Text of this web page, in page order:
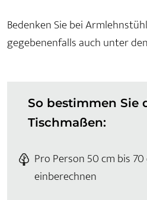
Bedenken Sie bei
gegebenenfalls auch unter
So bestimmen Sie
Tischmaßen:
Pro Person 50 cm bis
einberechnen